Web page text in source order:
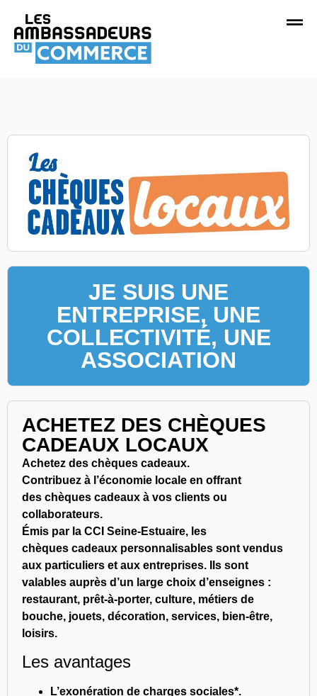
JE SUIS UNE
ENTREPRISE, UNE
COLLECTIVITÉ, UNE
ASSOCIATION
ACHETEZ DES CHÈQUES
CADEAUX LOCAUX
Achetez des chèques cadeaux.
Contribuez à l’économie locale en offrant
des chèques cadeaux à vos clients ou
collaborateurs.
Émis par la CCI Seine-Estuaire, les
chèques cadeaux personnalisables sont vendus
aux particuliers et aux entreprises. Ils sont
valables auprès d’un large choix d’enseignes :
restaurant, prêt-à-porter, culture, métiers de
bouche, jouets, décoration, services, bien-être,
loisirs.
Les avantages
L’exonération de charges sociales*.